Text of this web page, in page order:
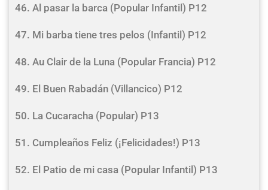
46. Al pasar la barca (Popular Infantil) P12
47. Mi barba tiene tres pelos (Infantil) P12
48. Au Clair de la Luna (Popular Francia) P12
49. El Buen Rabadán (Villancico) P12
50. La Cucaracha (Popular) P13
51. Cumpleaños Feliz (¡Felicidades!) P13
52. El Patio de mi casa (Popular Infantil) P13